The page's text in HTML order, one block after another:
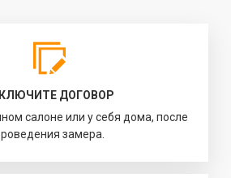
ДОГОВОР
салоне или у себя дома, после
замера.